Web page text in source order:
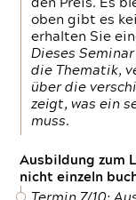
den Preis. Es
oben gibt es
erhalten Sie
Dieses
die Thematik,
über die
zeigt, was ein
muss.
Ausbildung zum
nicht einzeln